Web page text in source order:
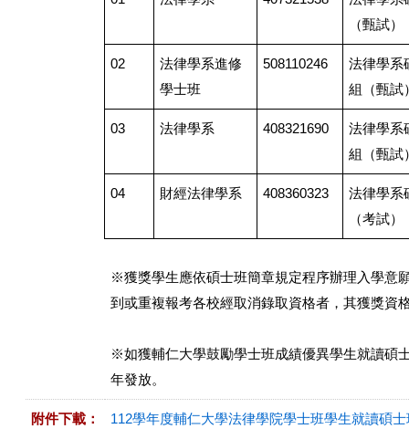
（甄試）
02
法律學系進修
學士班
508110246
法律學系
組（甄試
03 法律學系 408321690
法律學系
組（甄試
04 財經法律學系 408360323
法律學系
（考試）
※獲獎學生應依碩士班簡章規定程序辦理入學意
到或重複報考各校經取消錄取資格者，其獲獎資
※如獲輔仁大學鼓勵學士班成績優異學生就讀碩
年發放。
附件下載： 112學年度輔仁大學法律學院學士班學生就讀碩